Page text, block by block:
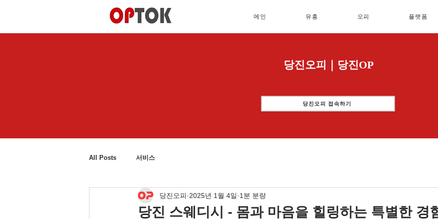
메인 유흥 오피 플랫폼
당진오피｜당진OP
당진오피 접속하기
All Posts 서비스
당진 스웨디시 - 몸과 마음을 힐링하는 특별한 경
당진오피 2025년 1월 4일 1분 분량